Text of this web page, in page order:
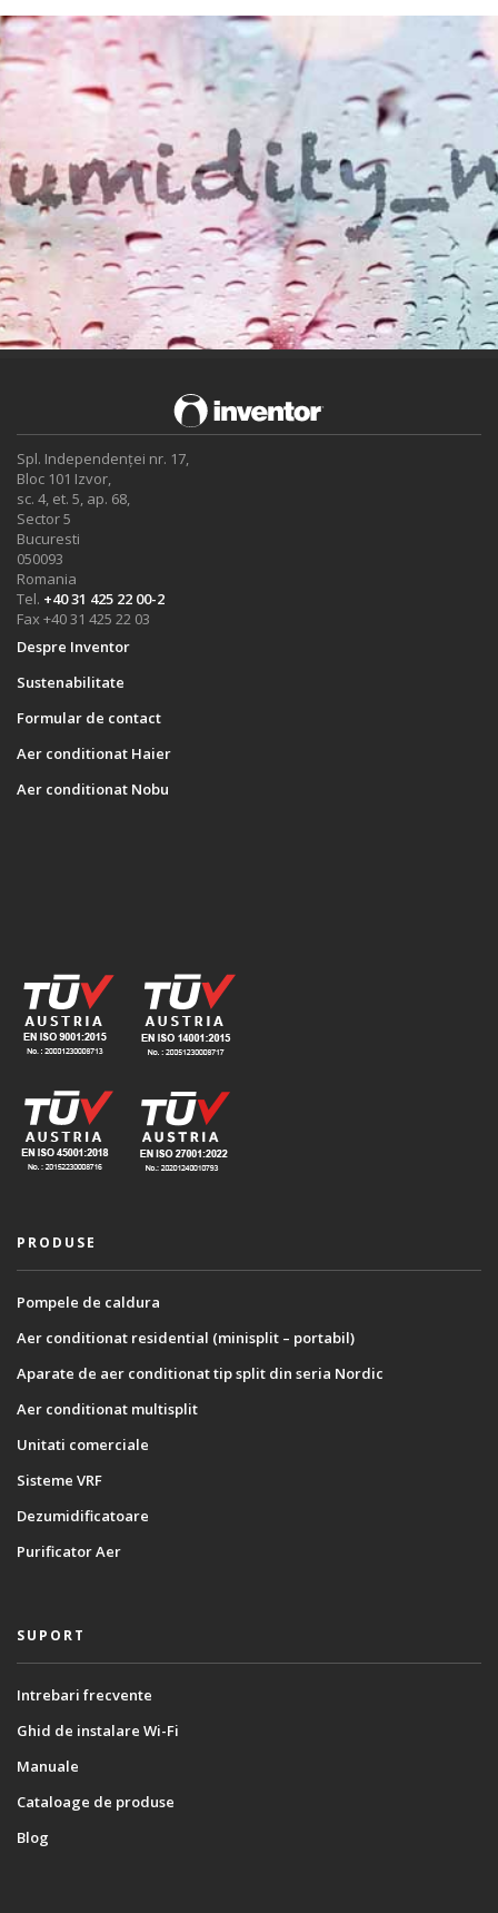
Spl. Independenței nr. 17,
Bloc 101 Izvor,
sc. 4, et. 5, ap. 68,
Sector 5
Bucuresti
050093
Romania
Tel. +40 31 425 22 00-2
Fax +40 31 425 22 03
Despre Inventor
Sustenabilitate
Formular de contact
Aer conditionat Haier
Aer conditionat Nobu
PRODUSE
Pompele de caldura
Aer conditionat residential (minisplit – portabil)
Aparate de aer conditionat tip split din seria Nordic
Aer conditionat multisplit
Unitati comerciale
Sisteme VRF
Dezumidificatoare
Purificator Aer
SUPORT
Intrebari frecvente
Ghid de instalare Wi-Fi
Manuale
Cataloage de produse
Blog